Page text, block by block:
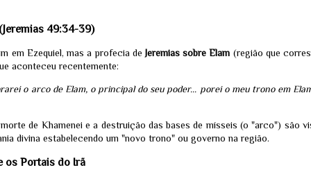
49:34-39)
em Ezequiel, mas a profecia de Jeremias sobre Elam (região que
aconteceu recentemente:
o arco de Elam, o principal do seu poder... porei o meu trono em
de Khamenei e a destruição das bases de mísseis (o "arco") são
divina estabelecendo um "novo trono" ou governo na região.
os Portais do Irã
MISTÉRIO NO PARANÁ: O que está por trás do
suposto OVNI filmado pelo influenciador Mayk Leão
em Campo Largo
influenciador digital conhecido por seu trabalho de resgate de
de proporções internacionais. No último domingo, 31 de maio,
gravados por Mayk viralizaram e acenderam alertas em
de inteligência e segurança.
do influenciador é carregado de tensão.